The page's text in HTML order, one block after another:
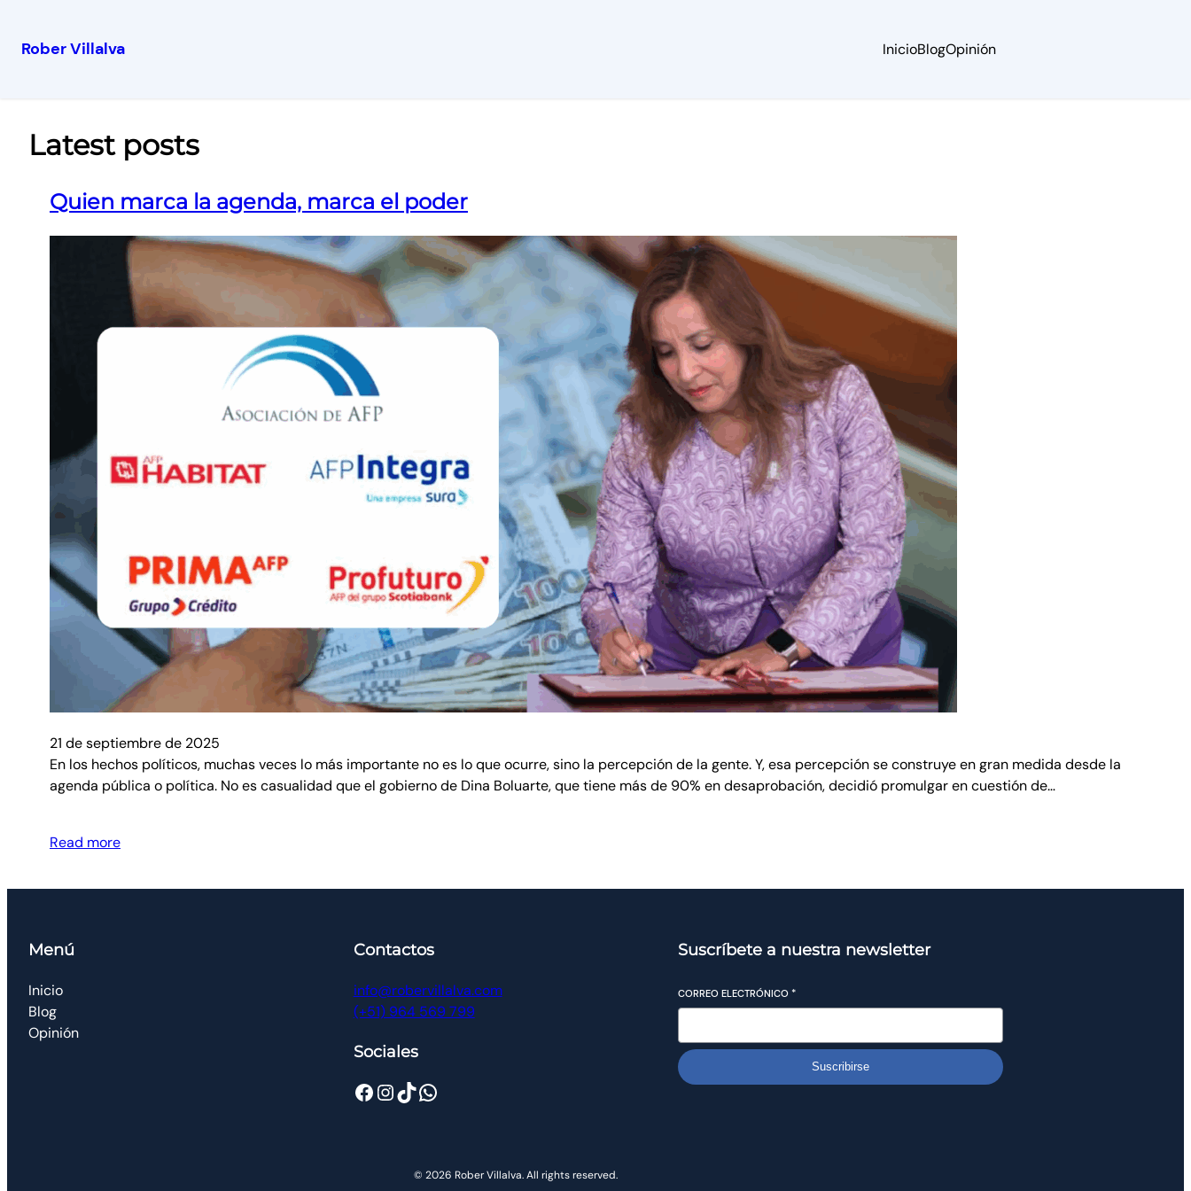
Rober Villalva InicioBlogOpinión
Latest posts
Quien marca la agenda, marca el poder
21 de septiembre de 2025
En los hechos políticos, muchas veces lo más importante no es lo que ocurre, sino la percepción de la gente. Y, esa percepción se construye en gran medida desde la
agenda pública o política. No es casualidad que el gobierno de Dina Boluarte, que tiene más de 90% en desaprobación, decidió promulgar en cuestión de…
Read more
Menú
Inicio
Blog
Opinión
Contactos
info@robervillalva.com
(+51) 964 569 799
Sociales
Suscríbete a nuestra newsletter
CORREO ELECTRÓNICO *
Suscribirse
© 2026 Rober Villalva. All rights reserved.